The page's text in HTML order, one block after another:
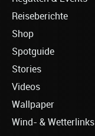
Reiseberichte
Shop
Spotguide
Stories
Videos
Wallpaper
Wind- & Wetterlinks